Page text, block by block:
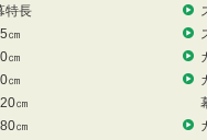
特長
㎝
㎝
㎝
㎝
㎝